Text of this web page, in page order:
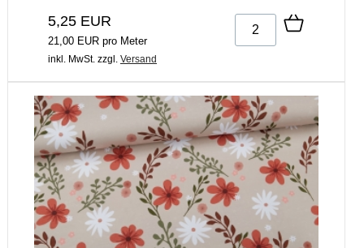
5,25 EUR
21,00 EUR pro Meter
inkl. MwSt. zzgl. Versand